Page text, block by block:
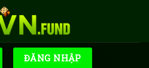
ĐĂNG NHẬP